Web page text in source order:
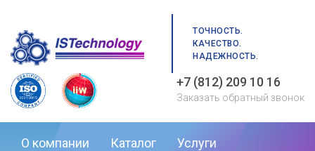
ТОЧНОСТЬ.
КАЧЕСТВО.
НАДЕЖНОСТЬ.
+7 (812) 209 10 16
Заказать обратный звонок
О компании Каталог Услуги